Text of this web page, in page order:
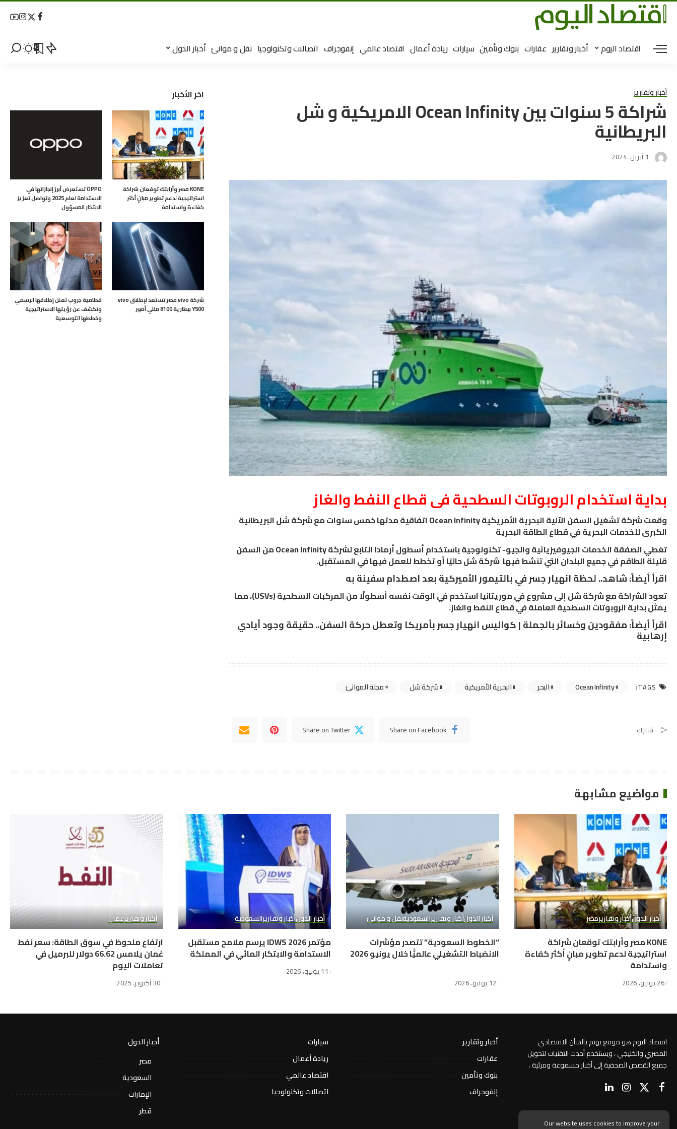
اقتصاد اليوم أخبار وتقارير عقارات بنوك وتأمين سيارات ريادة أعمال اقتصاد عالمي إنفوجراف اتصالات وتكنولوجيا نقل و موانئ أخبار الدول 0
أخبار وتقارير
شراكة 5 سنوات بين Ocean Infinity الامريكية و شل
البريطانية
1 أبريل، 2024
بداية استخدام الروبوتات السطحية فى قطاع النفط والغاز
وقعت شركة تشغيل السفن الآلية البحرية الأمريكية Ocean Infinity اتفاقية مدتها خمس سنوات مع شركة شل البريطانية
الكبرى للخدمات البحرية في قطاع الطاقة البحرية
تغطي الصفقة الخدمات الجيوفيزيائية والجيو- تكنولوجية باستخدام أسطول أرمادا التابع لشركة Ocean Infinity من السفن
قليلة الطاقم في جميع البلدان التي تنشط فيها شركة شل حاليًا أو تخطط للعمل فيها في المستقبل.
اقرأ أيضاً:شاهد.. لحظة انهيار جسر في بالتيمور الأميركية بعد اصطدام سفينة به
تعود الشراكة مع شركة شل إلى مشروع في موريتانيا استخدم في الوقت نفسه أسطولًا من المركبات السطحية (USVs)، مما
يمثل بداية الروبوتات السطحية العاملة في قطاع النفط والغاز.
اقرأ أيضاً:مفقودين وخسائر بالجملة | كواليس انهيار جسر بأمريكا وتعطل حركة السفن.. حقيقة وجود أيادي
إرهابية
TAGS:
Ocean Infinity البحر البحرية الأمريكية شركة شل مجلة الموانئ
شارك Share on Facebook
Share on Twitter
اخر الأخبار
KONE مصر وأرابتك توقعان شراكة
استراتيجية لدعم تطوير مبانٍ أكثر
كفاءة واستدامة
OPPO تستعرض أبرز إنجازاتها في
الاستدامة لعام 2025 وتواصل تعزيز
الابتكار المسؤول
شركة vivo مصر تستعد لإطلاق vivo
Y500 ببطارية 8100 مللي أمبير
قطامية جروب تعلن إطلاقها الرسمي
وتكشف عن رؤيتها الاستراتيجية
وخططها التوسعية
مواضيع مشابهة
أخبار الدولأخبار وتقاريرمصر
KONE مصر وأرابتك توقعان شراكة
استراتيجية لدعم تطوير مبانٍ أكثر كفاءة
واستدامة
26 يوليو، 2026
أخبار الدولأخبار وتقاريرالسعوديةنقل و موانئ
“الخطوط السعودية” تتصدر مؤشرات
الانضباط التشغيلي عالميًّا خلال يونيو 2026
12 يوليو، 2026
أخبار الدولأخبار وتقاريرالسعودية
مؤتمر IDWS 2026 يرسم ملامح مستقبل
الاستدامة والابتكار المائي في المملكة
11 يونيو، 2026
أخبار وتقاريرعمان
ارتفاع ملحوظ في سوق الطاقة: سعر نفط
عُمان يلامس 66.62 دولار للبرميل في
تعاملات اليوم
30 أكتوبر، 2025
اقتصاد اليوم هو موقع يهتم بالشأن الاقتصادي
المصري والخليجي ، ويستخدم أحدث التقنيات لتحويل
جميع القصص الصحفية إلى أخبار مسموعة ومرئية .
أخبار وتقارير
عقارات
بنوك وتأمين
إنفوجراف
سيارات
ريادة أعمال
اقتصاد عالمي
اتصالات وتكنولوجيا
أخبار الدول
مصر
السعودية
الإمارات
قطر
Our website uses cookies to improve your